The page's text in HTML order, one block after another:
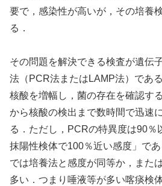
要で，感染性が高いが，その培養
る．
その問題を解決できる検査が遺伝
法（PCR法またはLAMP法）であ
核酸を増幅し，菌の存在を確認す
から核酸の検出まで数時間で迅速
る．ただし，PCRの特異度は90％
抹陽性検体で100％近い感度」で
では培養法と感度が同等か，また
多い．つまり唾液等が多い喀痰検